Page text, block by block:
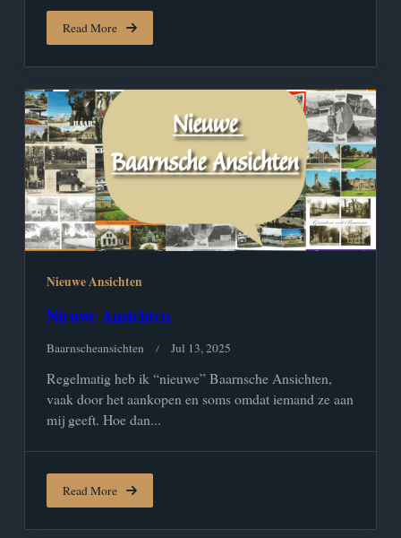
Read More
Nieuwe Ansichten
Nieuwe Ansichten
Baarnscheansichten Jul 13, 2025
Regelmatig heb ik “nieuwe” Baarnsche Ansichten,
vaak door het aankopen en soms omdat iemand ze aan
mij geeft. Hoe dan...
Read More